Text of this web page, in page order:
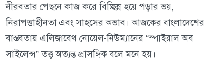
নীরবতার পেছনে কাজ করে বিচ্ছিন্ন হয়ে পড়ার ভয়,
নিরাপত্তাহীনতা এবং সাহসের অভাব। আজকের বাংলাদেশের
বাস্তবতায় এলিজাবেথ নোয়েল-নিউম্যানের “স্পাইরাল অব
সাইলেন্স” তত্ত্ব অত্যন্ত প্রাসঙ্গিক বলে মনে হয়।